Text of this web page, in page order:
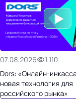
07.08.2026
1 110
Dors: «Онлайн-
новая технология для
российского рынка»